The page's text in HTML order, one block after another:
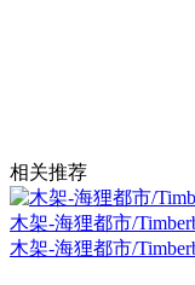
相关推荐
木架-海狸都市/
木架-海狸都市/